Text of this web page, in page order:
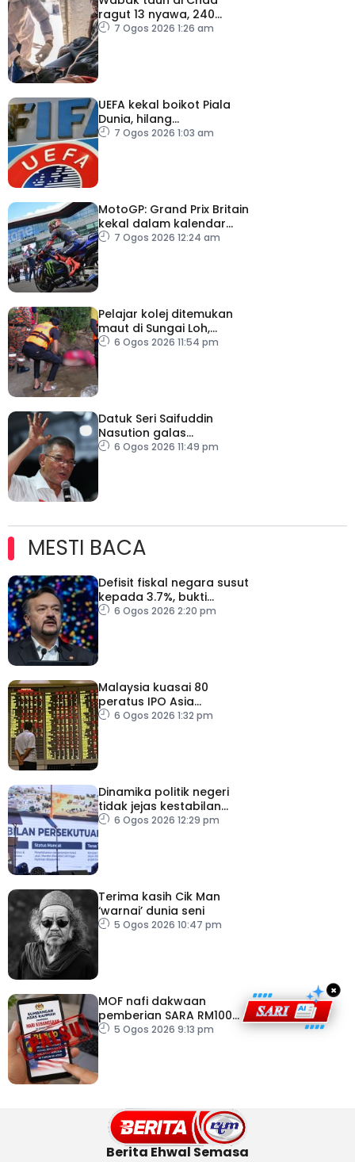
ragut 13 nyawa, 240
dijangkiti
7 Ogos 2026 1:26 am
UEFA kekal boikot Piala
Dunia, hilang
kepercayaan kepada
7 Ogos 2026 1:03 am
MotoGP: Grand Prix Britain
kekal dalam kalendar
hingga 2028
7 Ogos 2026 12:24 am
Pelajar kolej ditemukan
maut di Sungai Loh,
Dungun
6 Ogos 2026 11:54 pm
Datuk Seri Saifuddin
Nasution galas
sementara tugas
6 Ogos 2026 11:49 pm
MESTI BACA
Defisit fiskal negara susut
kepada 3.7%, bukti
keyakinan pelabur masih
6 Ogos 2026 2:20 pm
Malaysia kuasai 80
peratus IPO Asia
Tenggara, kumpul AS$1.4
6 Ogos 2026 1:32 pm
Dinamika politik negeri
tidak jejas kestabilan
Kerajaan Perpaduan
6 Ogos 2026 12:29 pm
Terima kasih Cik Man
‘warnai’ dunia seni
5 Ogos 2026 10:47 pm
MOF nafi dakwaan
pemberian SARA RM100
sempena Hari
5 Ogos 2026 9:13 pm
×
Berita Ehwal Semasa